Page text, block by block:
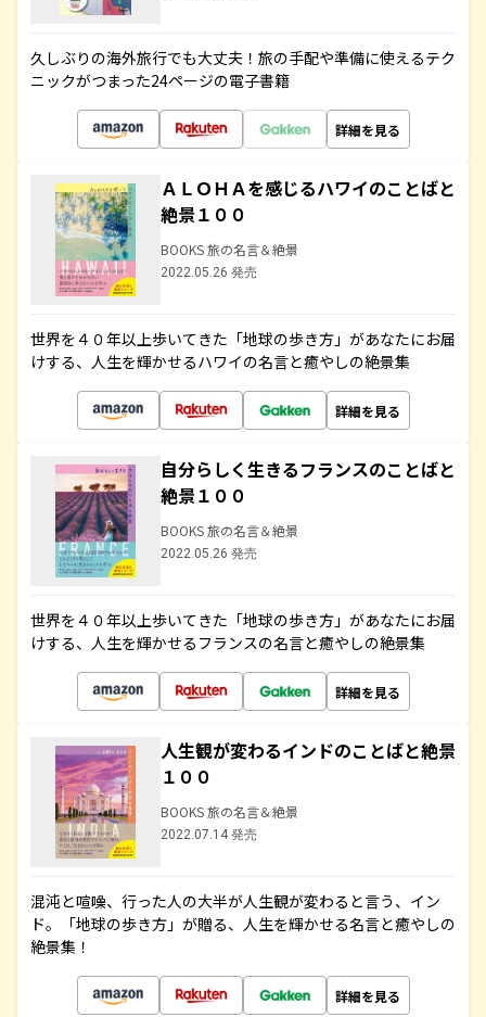
久しぶりの海外旅行でも大丈夫！旅の手配や準備に使えるテク
ニックがつまった24ページの電子書籍
詳細を見る
ＡＬＯＨＡを感じるハワイのことばと
絶景１００
BOOKS 旅の名言＆絶景
2022.05.26 発売
世界を４０年以上歩いてきた「地球の歩き方」があなたにお届
けする、人生を輝かせるハワイの名言と癒やしの絶景集
詳細を見る
自分らしく生きるフランスのことばと
絶景１００
BOOKS 旅の名言＆絶景
2022.05.26 発売
世界を４０年以上歩いてきた「地球の歩き方」があなたにお届
けする、人生を輝かせるフランスの名言と癒やしの絶景集
詳細を見る
人生観が変わるインドのことばと絶景
１００
BOOKS 旅の名言＆絶景
2022.07.14 発売
混沌と喧噪、行った人の大半が人生観が変わると言う、イン
ド。「地球の歩き方」が贈る、人生を輝かせる名言と癒やしの
絶景集！
詳細を見る